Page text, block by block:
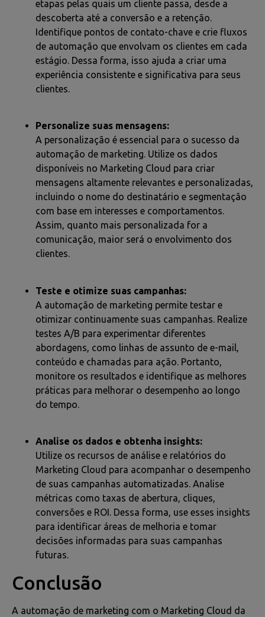
etapas pelas quais um cliente passa, desde a
descoberta até a conversão e a retenção.
Identifique pontos de contato-chave e crie fluxos
de automação que envolvam os clientes em cada
estágio. Dessa forma, isso ajuda a criar uma
experiência consistente e significativa para seus
clientes.
Personalize suas mensagens:
A personalização é essencial para o sucesso da
automação de marketing. Utilize os dados
disponíveis no Marketing Cloud para criar
mensagens altamente relevantes e personalizadas,
incluindo o nome do destinatário e segmentação
com base em interesses e comportamentos.
Assim, quanto mais personalizada for a
comunicação, maior será o envolvimento dos
clientes.
Teste e otimize suas campanhas:
A automação de marketing permite testar e
otimizar continuamente suas campanhas. Realize
testes A/B para experimentar diferentes
abordagens, como linhas de assunto de e-mail,
conteúdo e chamadas para ação. Portanto,
monitore os resultados e identifique as melhores
práticas para melhorar o desempenho ao longo
do tempo.
Analise os dados e obtenha insights:
Utilize os recursos de análise e relatórios do
Marketing Cloud para acompanhar o desempenho
de suas campanhas automatizadas. Analise
métricas como taxas de abertura, cliques,
conversões e ROI. Dessa forma, use esses insights
para identificar áreas de melhoria e tomar
decisões informadas para suas campanhas
futuras.
Conclusão
A automação de marketing com o Marketing Cloud da